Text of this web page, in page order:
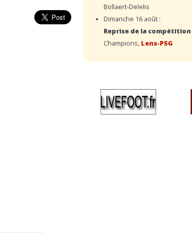
Bollaert-Delelis
Dimanche 16 août :
Reprise de la compétition
Champions, Lens-PSG